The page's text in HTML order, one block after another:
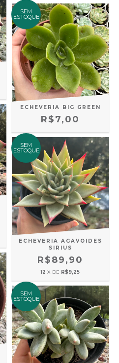
SEM
ESTOQUE
ECHEVERIA BIG GREEN
R$7,00
SEM
ESTOQUE
ECHEVERIA AGAVOIDES
SIRIUS
R$89,90
12 X DE R$9,25
SEM
ESTOQUE